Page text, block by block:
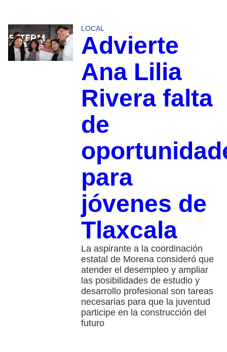
LOCAL
Advierte
Ana Lilia
Rivera falta
de
para
jóvenes de
Tlaxcala
La aspirante a la coordinación
estatal de Morena consideró que
atender el desempleo y ampliar
las posibilidades de estudio y
desarrollo profesional son tareas
necesarias para que la juventud
participe en la construcción del
futuro